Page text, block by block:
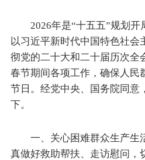
2026年是“十五五”规划开
以习近平新时代中国特色社会
彻党的二十大和二十届历次全
春节期间各项工作，确保人民
节日。经党中央、国务院同意
下。
一、关心困难群众生产生
真做好救助帮扶、走访慰问，